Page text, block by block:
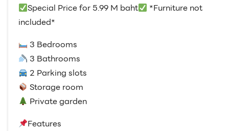
Special Price for 5.99 M baht
*Furniture not
included*
3 Bedrooms
3 Bathrooms
2 Parking slots
Storage room
Private garden
Features